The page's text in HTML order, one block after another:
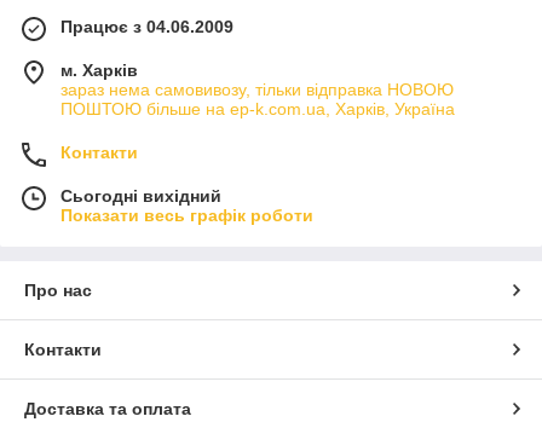
Працює з 04.06.2009
м. Харків
зараз нема самовивозу, тільки відправка НОВОЮ
ПОШТОЮ більше на ep-k.com.ua, Харків, Україна
Контакти
Сьогодні вихідний
Показати весь графік роботи
Про нас
Контакти
Доставка та оплата